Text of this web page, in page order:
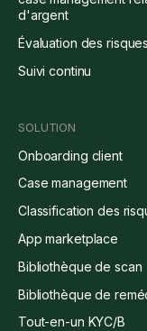
d'argent
Évaluation des
Suivi continu
SOLUTION
Onboarding client
Case management
Classification des
App marketplace
Bibliothèque de scan
Bibliothèque de
Tout-en-un KYC/B